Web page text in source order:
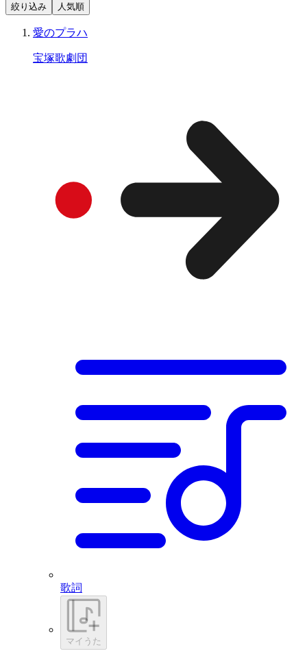
絞り込み 人気順
愛のプラハ
宝塚歌劇団
歌詞
マイうた